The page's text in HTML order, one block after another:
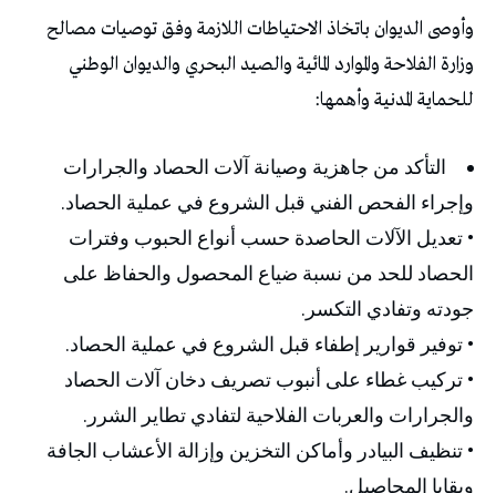
وأوصى الديوان باتخاذ الاحتياطات اللازمة وفق توصيات مصالح
وزارة الفلاحة والموارد المائية والصيد البحري والديوان الوطني
للحماية المدنية وأهمها:
التأكد من جاهزية وصيانة آلات الحصاد والجرارات
وإجراء الفحص الفني قبل الشروع في عملية الحصاد.
• تعديل الآلات الحاصدة حسب أنواع الحبوب وفترات
الحصاد للحد من نسبة ضياع المحصول والحفاظ على
جودته وتفادي التكسر.
• توفير قوارير إطفاء قبل الشروع في عملية الحصاد.
• تركيب غطاء على أنبوب تصريف دخان آلات الحصاد
والجرارات والعربات الفلاحية لتفادي تطاير الشرر.
• تنظيف البيادر وأماكن التخزين وإزالة الأعشاب الجافة
وبقايا المحاصيل.